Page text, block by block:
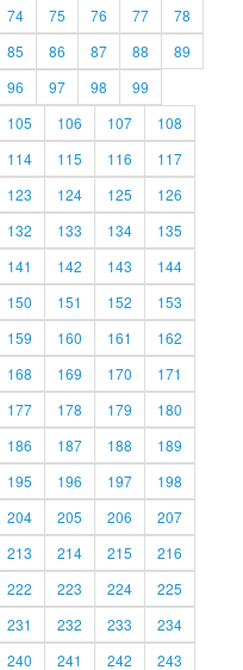
74 75 76 77
78
85 86 87 88
89
96 97 98
99
105 106 107
108
114 115 116
117
123 124 125
126
132 133 134
135
141 142 143
144
150 151 152
153
159 160 161
162
168 169 170
171
177 178 179
180
186 187 188
189
195 196 197
198
204 205 206
207
213 214 215
216
222 223 224
225
231 232 233
234
240 241 242
243